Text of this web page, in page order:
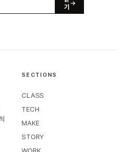
기
SECTIONS
CLASS
TECH
MAKE
STORY